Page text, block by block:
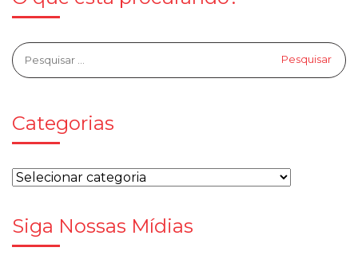
Categorias
Siga Nossas Mídias